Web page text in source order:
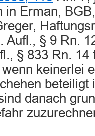
in Erman,
Aufl., § 9 Rn.
§ 833 Rn. 14
keinerlei
beteiligt
danach